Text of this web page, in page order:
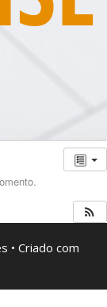
• Criado com